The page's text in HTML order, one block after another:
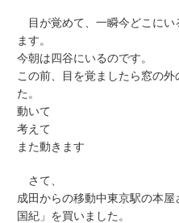
目が覚めて、一瞬今どこにい
ます。
今朝は四谷にいるのです。
この前、目を覚ましたら窓の
た。
動いて
考えて
また動きます
さて、
成田からの移動中東京駅の本
国紀」を買いました。